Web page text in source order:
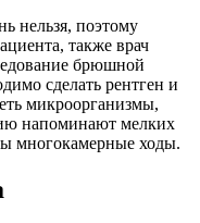
нельзя, поэтому
также врач
брюшной
сделать рентген и
микроорганизмы,
напоминают мелких
многокамерные ходы.